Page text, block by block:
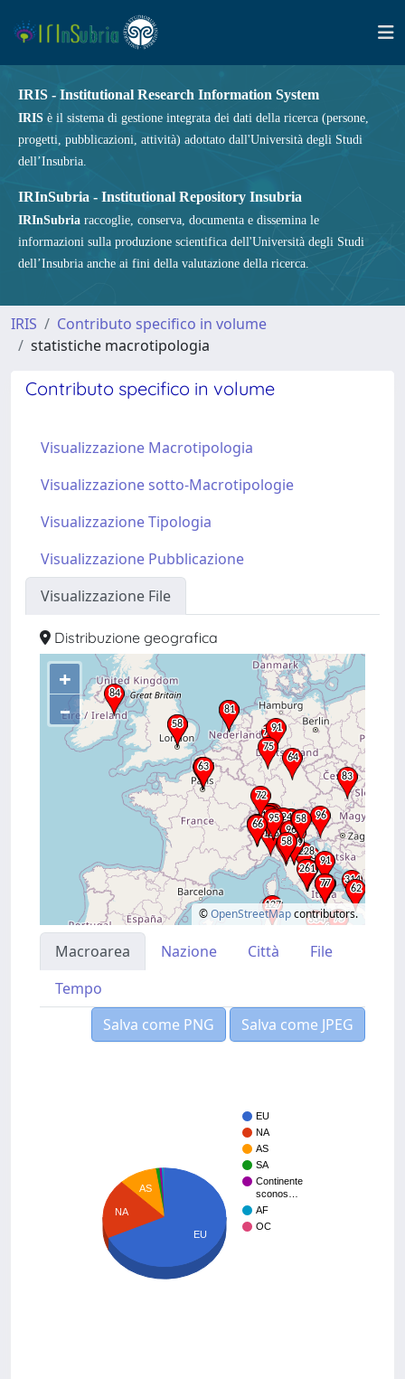
IRIS - Institutional Research Information System
IRIS è il sistema di gestione integrata dei dati della ricerca (persone,
progetti, pubblicazioni, attività) adottato dall'Università degli Studi
dell’Insubria.
IRInSubria - Institutional Repository Insubria
IRInSubria raccoglie, conserva, documenta e dissemina le
informazioni sulla produzione scientifica dell'Università degli Studi
dell’Insubria anche ai fini della valutazione della ricerca.
IRIS
Contributo specifico in volume
statistiche macrotipologia
Contributo specifico in volume
Visualizzazione Macrotipologia
Visualizzazione sotto-Macrotipologie
Visualizzazione Tipologia
Visualizzazione Pubblicazione
Visualizzazione File
Distribuzione geografica
+
–
©OpenStreetMapcontributors.
Macroarea Nazione Città
File
Tempo
Salva come PNG
Salva come JPEG
EU
NA
AS
SA
Continente
sconos…
AF
OC
AS
NA
EU